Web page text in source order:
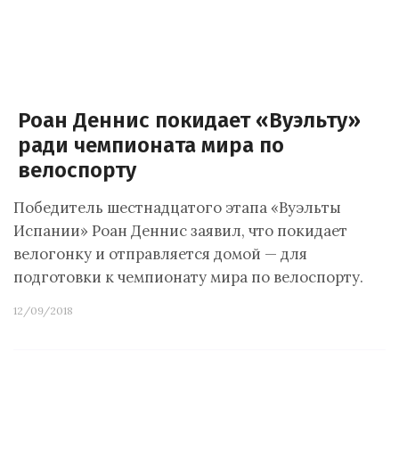
Роан Деннис покидает «Вуэльту»
ради чемпионата мира по
велоспорту
Победитель шестнадцатого этапа «Вуэльты
Испании» Роан Деннис заявил, что покидает
велогонку и отправляется домой — для
подготовки к чемпионату мира по велоспорту.
12/09/2018